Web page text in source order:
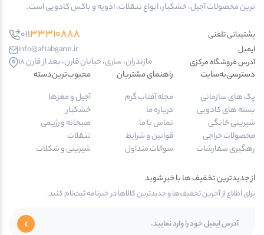
ترین محصولات آجیل، خشکبار، انواع تنقلات، ادویه و باکس کادویی است.
پشتیبانی تلفنی 01133310888
ایمیل
info@aftabgarm.ir
آدرس‌ فروشگاه مرکزی
مازندران، ساری، خیابان قارن، بعد از قارن 18
دسترسی‌به‌سایت
پک های سازمانی
بسته های کادویی
شیرینی خانگی
محصولات حراجی
رهگیری سفارشات
راهنمای مشتریان
مجله آفتاب گرم
درباره ما
تماس با ما
قوانین و شرایط
سوالات متداول
محبوب‌ترین‌دسته‌
آجیل و مغزها
خشکبار
صبحانه و رژیمی
تنقلات
شیرینی و شکلات
از جدیدترین تخفیف ها با خبر شوید
برای اطلاع از آخرین تخفیف‌ها و جدیدترین کالاها در خبرنامه ثبت‌نام کنید.